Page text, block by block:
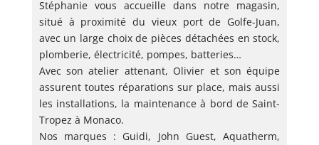
Stéphanie vous accueille dans notre magasin,
situé à proximité du vieux port de Golfe-Juan,
avec un large choix de pièces détachées en stock,
plomberie, électricité, pompes, batteries…
Avec son atelier attenant, Olivier et son équipe
assurent toutes réparations sur place, mais aussi
les installations, la maintenance à bord de Saint-
Tropez à Monaco.
Nos marques : Guidi, John Guest, Aquatherm,